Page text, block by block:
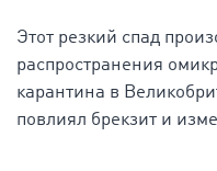
Этот резкий спад
распространения
карантина в
повлиял брекзит и